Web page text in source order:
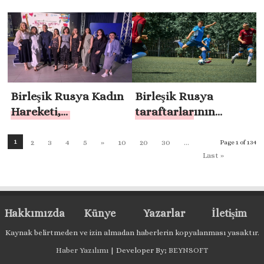
çekti
dikkate alarak
engelli bireyler için
bir istihdam modeli
geliştirecektir
“Kültürde Birlikte”
festivalini düzenledi
Birleşik Rusya Kadın
Hareketi,
yardım konseri
Birleşik Rusya
taraftarlarının
Birobidzhan’da
futbol maçları ve
düzenlendi
Page 1 of 134
1 2 3 4 5 » 10 20 30
...
Last »
Hakkımızda Künye Yazarlar İletişim
Kaynak belirtmeden ve izin almadan haberlerin kopyalanması yasaktır.
Haber Yazılımı | Developer By; BEYNSOFT